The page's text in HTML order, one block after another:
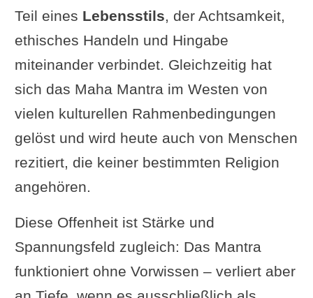
Teil eines Lebensstils, der Achtsamkeit,
ethisches Handeln und Hingabe
miteinander verbindet. Gleichzeitig hat
sich das Maha Mantra im Westen von
vielen kulturellen Rahmenbedingungen
gelöst und wird heute auch von Menschen
rezitiert, die keiner bestimmten Religion
angehören.
Diese Offenheit ist Stärke und
Spannungsfeld zugleich: Das Mantra
funktioniert ohne Vorwissen – verliert aber